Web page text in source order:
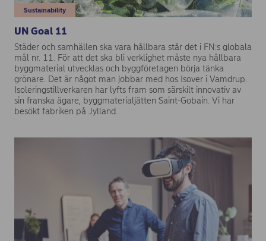
Sustainability
UN Goal 11
Städer och samhällen ska vara hållbara står det i FN:s globala
mål nr. 11. För att det ska bli verklighet måste nya hållbara
byggmaterial utvecklas och byggföretagen börja tänka
grönare. Det är något man jobbar med hos Isover i Vamdrup.
Isoleringstillverkaren har lyfts fram som särskilt innovativ av
sin franska ägare, byggmaterialjätten Saint-Gobain. Vi har
besökt fabriken på Jylland.